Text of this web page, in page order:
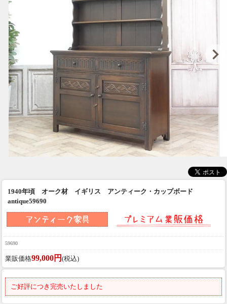
1940年頃 オーク材 イギリス アンティーク・カップボード
antique59690
59690
業販価格99,000円 (税込)
ご好評につき完売いたしました